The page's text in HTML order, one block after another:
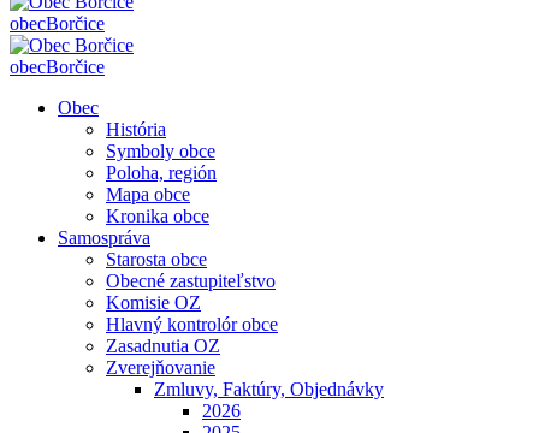
obecBorčice
obecBorčice
Obec
História
Symboly obce
Poloha, región
Mapa obce
Kronika obce
Samospráva
Starosta obce
Obecné zastupiteľstvo
Komisie OZ
Hlavný kontrolór obce
Zasadnutia OZ
Zverejňovanie
Zmluvy, Faktúry, Objednávky
2026